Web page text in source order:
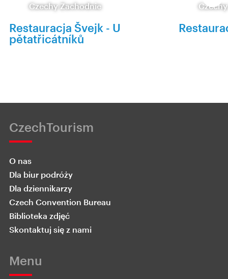
Czechy Zachodnie
Restauracja Švejk - U
pětatřicátníků
CzechTourism
O nas
Dla biur podróży
Dla dziennikarzy
Czech Convention Bureau
Biblioteka zdjęć
Skontaktuj się z nami
Menu